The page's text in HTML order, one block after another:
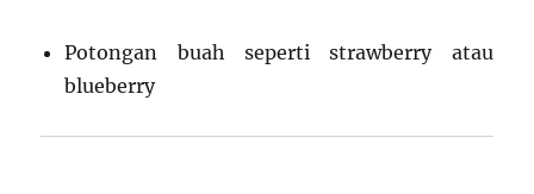
Potongan buah seperti strawberry atau
blueberry